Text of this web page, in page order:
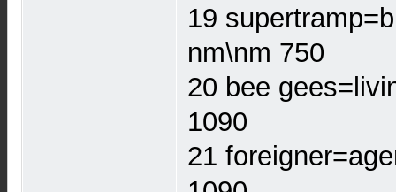
19
nm\nm 750
20 bee
1090
21